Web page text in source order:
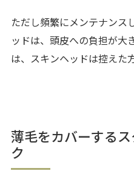
ただし頻繁にメンテナンス
ッドは、頭皮への負担が大
は、スキンヘッドは控えた
薄毛をカバーする
ク